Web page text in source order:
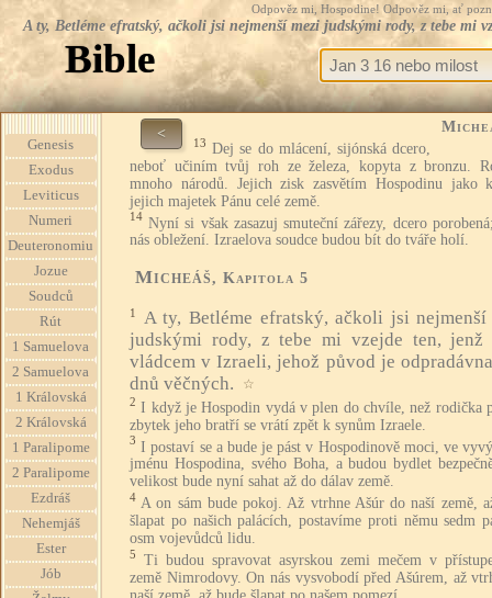
Odpověz mi, Hospodine! Odpověz mi, ať
A ty, Betléme efratský, ačkoli jsi nejmenší mezi judskými rody, z tebe mi
Bible
Genesis
Exodus
Leviticus
Numeri
Deuteronomiu
Jozue
Soudců
Rút
1 Samuelova
2 Samuelova
1 Královská
2 Královská
1 Paralipome
2 Paralipome
Ezdráš
Nehemjáš
Ester
Jób
<
13 Dej se do mlácení, sijónská dcero,
neboť učiním tvůj roh ze železa, kopyta z bronzu.
mnoho národů. Jejich zisk zasvětím Hospodinu jako
jejich majetek Pánu celé země.
14 Nyní si však zasazuj smuteční zářezy, dcero
nás obležení. Izraelova soudce budou bít do tváře holí.
Micheáš, Kapitola 5
1
A ty, Betléme efratský, ačkoli jsi nejmenší
judskými rody, z tebe mi vzejde ten, jenž
vládcem v Izraeli, jehož původ je
dnů věčných.
☆
2 I když je Hospodin vydá v plen do chvíle, než rodička
zbytek jeho bratří se vrátí zpět k synům Izraele.
3 I postaví se a bude je pást v Hospodinově moci, ve
jménu Hospodina, svého Boha, a budou bydlet
velikost bude nyní sahat až do dálav země.
4 A on sám bude pokoj. Až vtrhne Ašúr do naší země,
šlapat po našich palácích, postavíme proti němu sedm
osm vojevůdců lidu.
5
Ti budou spravovat asyrskou zemi mečem v
země Nimrodovy. On nás vysvobodí před Ašúrem, až